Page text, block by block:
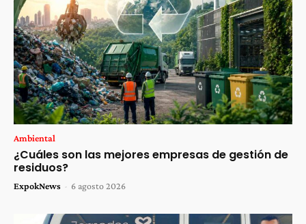
Ambiental
¿Cuáles son las mejores empresas de gestión de
residuos?
ExpokNews - 6 agosto 2026